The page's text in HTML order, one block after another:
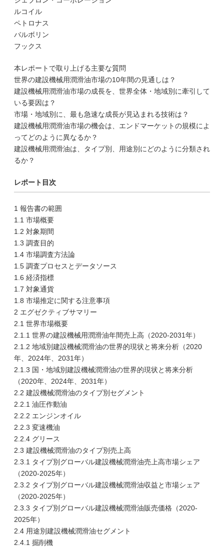
ルコイル
ペトロナス
バルボリン
フックス
本レポートで取り上げる主要な質問
世界の建設機械用潤滑油市場の10年間の見通しは？
建設機械用潤滑油市場の成長を、世界全体・地域別に牽引して
いる要因は？
市場・地域別に、最も急速な成長が見込まれる技術は？
建設機械用潤滑油市場の機会は、エンドマーケットの規模によ
ってどのように異なるか？
建設機械用潤滑油は、タイプ別、用途別にどのように分類され
るか？
レポート目次
1 報告書の範囲
1.1 市場概要
1.2 対象期間
1.3 調査目的
1.4 市場調査方法論
1.5 調査プロセスとデータソース
1.6 経済指標
1.7 対象通貨
1.8 市場推定に関する注意事項
2 エグゼクティブサマリー
2.1 世界市場概要
2.1.1 世界の建設機械用潤滑油年間売上高（2020-2031年）
2.1.2 地域別建設機械潤滑油の世界的現状と将来分析（2020
年、2024年、2031年）
2.1.3 国・地域別建設機械潤滑油の世界的現状と将来分析
（2020年、2024年、2031年）
2.2 建設機械潤滑油のタイプ別セグメント
2.2.1 油圧作動油
2.2.2 エンジンオイル
2.2.3 変速機油
2.2.4 グリース
2.3 建設機械潤滑油のタイプ別売上高
2.3.1 タイプ別グローバル建設機械潤滑油売上高市場シェア
（2020-2025年）
2.3.2 タイプ別グローバル建設機械潤滑油収益と市場シェア
（2020-2025年）
2.3.3 タイプ別グローバル建設機械潤滑油販売価格（2020-
2025年）
2.4 用途別建設機械潤滑油セグメント
2.4.1 掘削機